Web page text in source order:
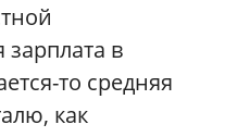
в
то средняя
как